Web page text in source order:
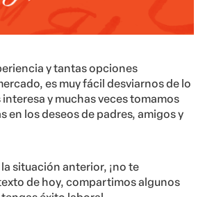
y tantas opciones
es muy fácil desviarnos de lo
y muchas veces tomamos
en los deseos de padres, amigos y
situación anterior, ¡no te
de hoy, compartimos algunos